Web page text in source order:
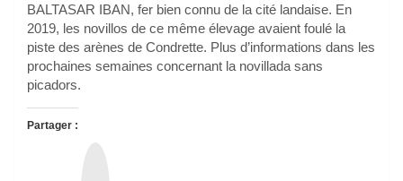
BALTASAR IBAN, fer bien connu de la cité landaise. En
2019, les novillos de ce même élevage avaient foulé la
piste des arènes de Condrette. Plus d’informations dans les
prochaines semaines concernant la novillada sans
picadors.
Partager :